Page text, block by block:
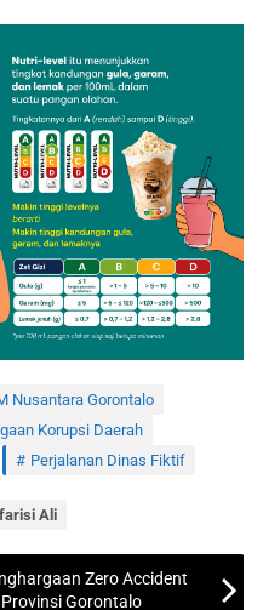
Nusantara Gorontalo
Korupsi Daerah
Perjalanan Dinas Fiktif
Ali
Zero Accident
Gorontalo